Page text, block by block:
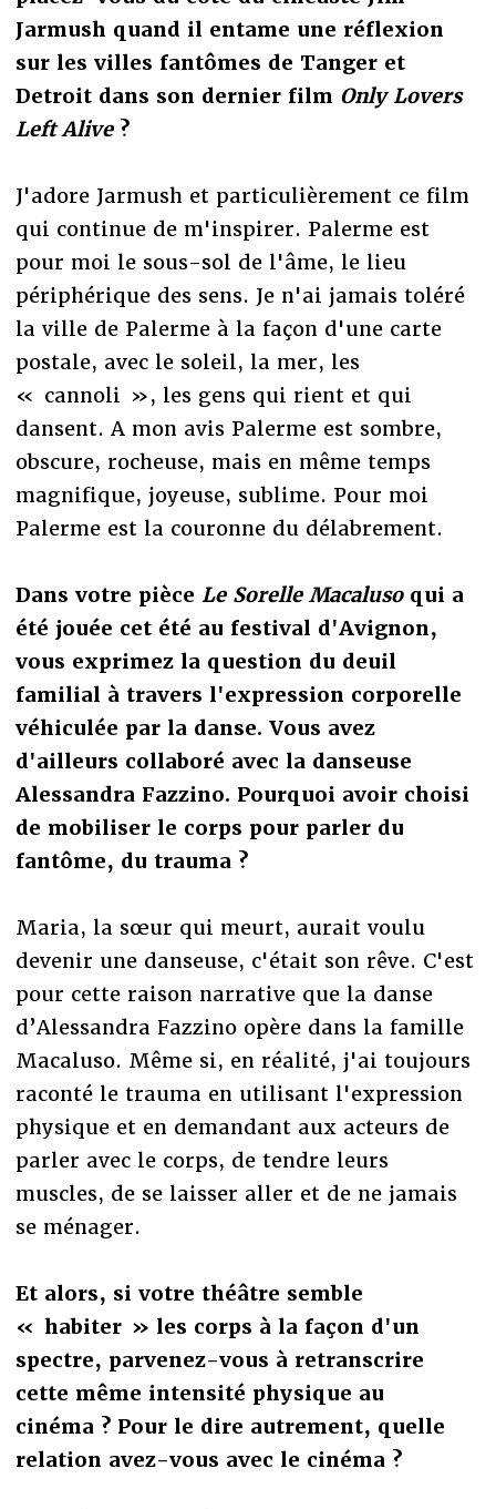
Jarmush quand il entame une réflexion
sur les villes fantômes de Tanger et
Detroit dans son dernier film Only Lovers
Left Alive?
J'adore Jarmush et particulièrement ce film
qui continue de m'inspirer. Palerme est
pour moi le sous-sol de l'âme, le lieu
périphérique des sens. Je n'ai jamais toléré
la ville de Palerme à la façon d'une carte
postale, avec le soleil, la mer, les
« cannoli », les gens qui rient et qui
dansent. A mon avis Palerme est sombre,
obscure, rocheuse, mais en même temps
magnifique, joyeuse, sublime. Pour moi
Palerme est la couronne du délabrement.
Dans votre pièce Le Sorelle Macalusoqui a
été jouée cet été au festival d'Avignon,
vous exprimez la question du deuil
familial à travers l'expression corporelle
véhiculée par la danse. Vous avez
d'ailleurs collaboré avec la danseuse
Alessandra Fazzino. Pourquoi avoir choisi
de mobiliser le corps pour parler du
fantôme, du trauma ?
Maria, la sœur qui meurt, aurait voulu
devenir une danseuse, c'était son rêve. C'est
pour cette raison narrative que la danse
d’Alessandra Fazzino opère dans la famille
Macaluso. Même si, en réalité, j'ai toujours
raconté le trauma en utilisant l'expression
physique et en demandant aux acteurs de
parler avec le corps, de tendre leurs
muscles, de se laisser aller et de ne jamais
se ménager.
Et alors, si votre théâtre semble
« habiter » les corps à la façon d'un
spectre, parvenez-vous à retranscrire
cette même intensité physique au
cinéma ? Pour le dire autrement, quelle
relation avez-vous avec le cinéma ?